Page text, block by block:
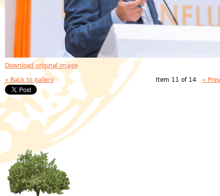
Download original image
« Back to gallery Item 11 of 14 «